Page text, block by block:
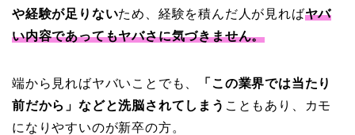
や経験が足りないため、経験を積んだ人が見ればヤバ
い内容であってもヤバさに気づきません。
端から見ればヤバいことでも、
「この業界では当たり
前だから」などと洗脳されてしまう こともあり、カモ
になりやすいのが新卒の方。